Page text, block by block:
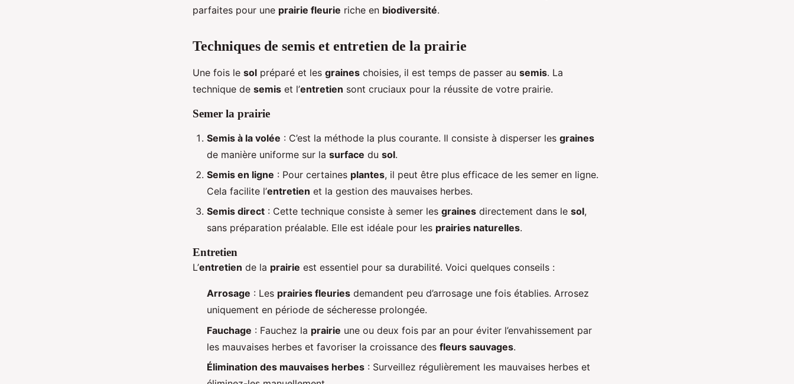
parfaites pour une prairie fleurie riche en biodiversité.
Techniques de semis et entretien de la prairie
Une fois le sol préparé et les graines choisies, il est temps de passer au semis. La
technique de semis et l’entretien sont cruciaux pour la réussite de votre prairie.
Semer la prairie
Semis à la volée : C’est la méthode la plus courante. Il consiste à disperser les graines
de manière uniforme sur la surface du sol.
Semis en ligne : Pour certaines plantes, il peut être plus efficace de les semer en ligne.
Cela facilite l’entretien et la gestion des mauvaises herbes.
Semis direct : Cette technique consiste à semer les graines directement dans le sol,
sans préparation préalable. Elle est idéale pour les prairies naturelles.
Entretien
L’entretien de la prairie est essentiel pour sa durabilité. Voici quelques conseils :
Arrosage : Les prairies fleuries demandent peu d’arrosage une fois établies. Arrosez
uniquement en période de sécheresse prolongée.
Fauchage : Fauchez la prairie une ou deux fois par an pour éviter l’envahissement par
les mauvaises herbes et favoriser la croissance des fleurs sauvages.
Élimination des mauvaises herbes : Surveillez régulièrement les mauvaises herbes et